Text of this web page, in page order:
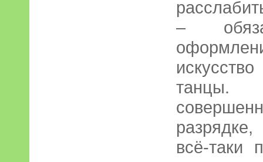
–
танцы.
всё-таки